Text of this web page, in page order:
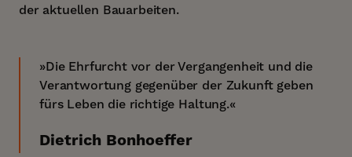
der aktuellen Bauarbeiten.
»Die Ehrfurcht vor der Vergangenheit und die
Verantwortung gegenüber der Zukunft geben
fürs Leben die richtige Haltung.«
Dietrich Bonhoeffer